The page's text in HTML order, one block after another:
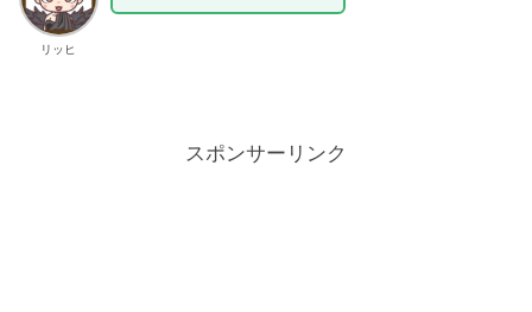
リッヒ
スポンサーリンク